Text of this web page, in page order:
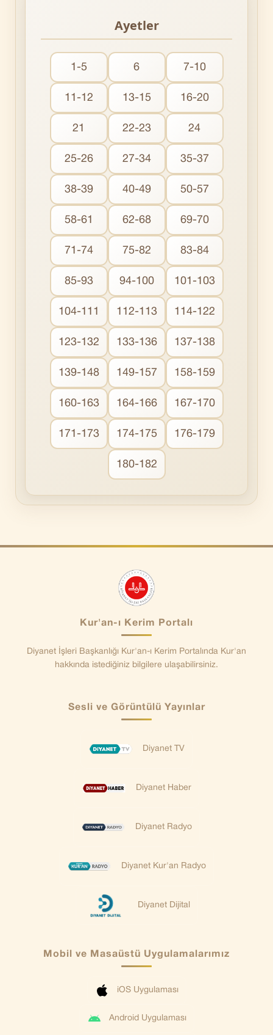
Ayetler
1-5 6 7-10
11-12 13-15 16-20
21 22-23 24
25-26 27-34 35-37
38-39 40-49 50-57
58-61 62-68 69-70
71-74 75-82 83-84
85-93 94-100 101-103
104-111 112-113 114-122
123-132 133-136 137-138
139-148 149-157 158-159
160-163 164-166 167-170
171-173 174-175 176-179
180-182
Kur'an-ı Kerim Portalı
Diyanet İşleri Başkanlığı Kur'an-ı Kerim Portalında Kur'an
hakkında istediğiniz bilgilere ulaşabilirsiniz.
Sesli ve Görüntülü Yayınlar
Diyanet TV
Diyanet Haber
Diyanet Radyo
Diyanet Kur'an Radyo
Diyanet Dijital
Mobil ve Masaüstü Uygulamalarımız
iOS Uygulaması
Android Uygulaması